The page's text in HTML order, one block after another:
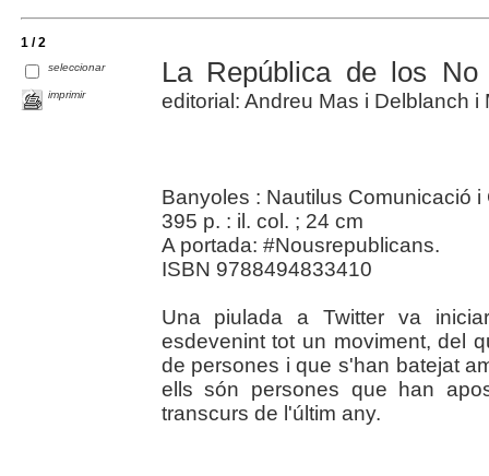
1 / 2
seleccionar
imprimir
La República de los No
editorial: Andreu Mas i Delblanch i
Banyoles : Nautilus Comunicació i
395 p. : il. col. ; 24 cm
A portada: #Nousrepublicans.
ISBN 9788494833410
Una piulada a Twitter va
esdevenint tot un moviment, del
de persones i que s'han batejat
ells són persones que han
transcurs de l'últim any.